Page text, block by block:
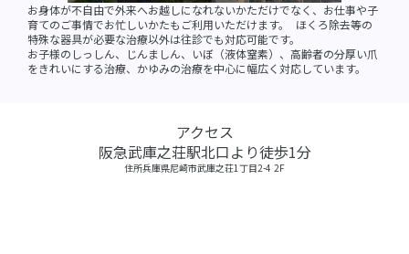
お身体が不自由で外来へお越しになれないかただけでなく、お仕事や子
育てのご事情でお忙しいかたもご利用いただけます。 ほくろ除去等の
特殊な器具が必要な治療以外は往診でも対応可能です。
お子様のしっしん、じんましん、いぼ（液体窒素）、高齢者の分厚い爪
をきれいにする治療、かゆみの治療を中心に幅広く対応しています。
アクセス
阪急武庫之荘駅北口より徒歩1分
住所兵庫県尼崎市武庫之荘1丁目2-4 2F